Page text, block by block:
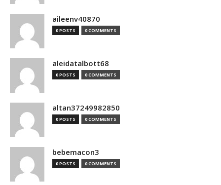
aileenv40870
0 POSTS 0 COMMENTS
aleidatalbott68
0 POSTS 0 COMMENTS
altan37249982850
0 POSTS 0 COMMENTS
bebemacon3
0 POSTS 0 COMMENTS